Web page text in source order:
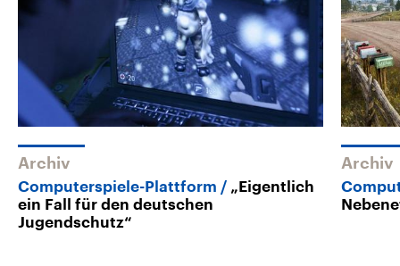
Archiv
Computerspiele-Plattform
„Eigentlich
ein Fall für den deutschen
Jugendschutz“
Archiv